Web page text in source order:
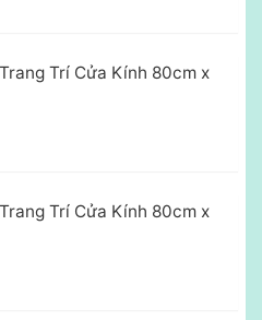
Trí Cửa Kính 80cm x
Trí Cửa Kính 80cm x